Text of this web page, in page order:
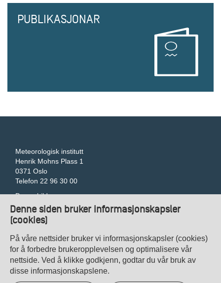
Denne siden bruker informasjonskapsler
(cookies)
På våre nettsider bruker vi informasjonskapsler (cookies)
for å forbedre brukeropplevelsen og optimalisere vår
nettside. Ved å klikke godkjenn, godtar du vår bruk av
disse informasjonskapslene.
PUBLIKASJONAR
Meteorologisk institutt
Henrik Mohns Plass 1
0371 Oslo
Telefon 22 96 30 00
Pressebilder
Tilgjengelegheitserklæring
Gi tilbakemelding om universell utforming
Veibeskrivelse
Kontakt oss
Personvern